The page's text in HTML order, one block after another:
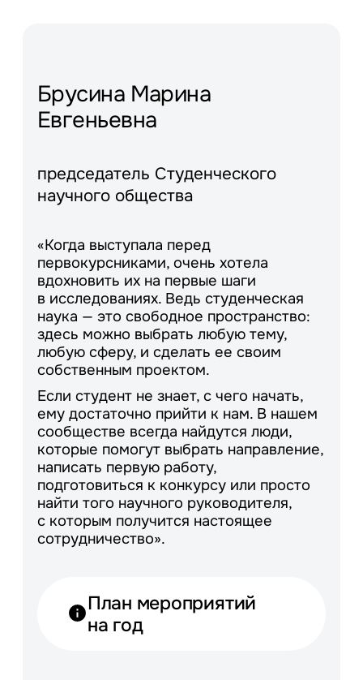
Брусина Марина
Евгеньевна
председатель Студенческого
научного общества
«Когда выступала перед
первокурсниками, очень хотела
вдохновить их на первые шаги
в исследованиях. Ведь студенческая
наука — это свободное пространство:
здесь можно выбрать любую тему,
любую сферу, и сделать ее своим
собственным проектом.
Если студент не знает, с чего начать,
ему достаточно прийти к нам. В нашем
сообществе всегда найдутся люди,
которые помогут выбрать направление,
написать первую работу,
подготовиться к конкурсу или просто
найти того научного руководителя,
с которым получится настоящее
сотрудничество».
План мероприятий
на год